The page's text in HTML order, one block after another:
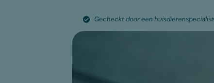
Gecheckt door een huisdierenspecialist